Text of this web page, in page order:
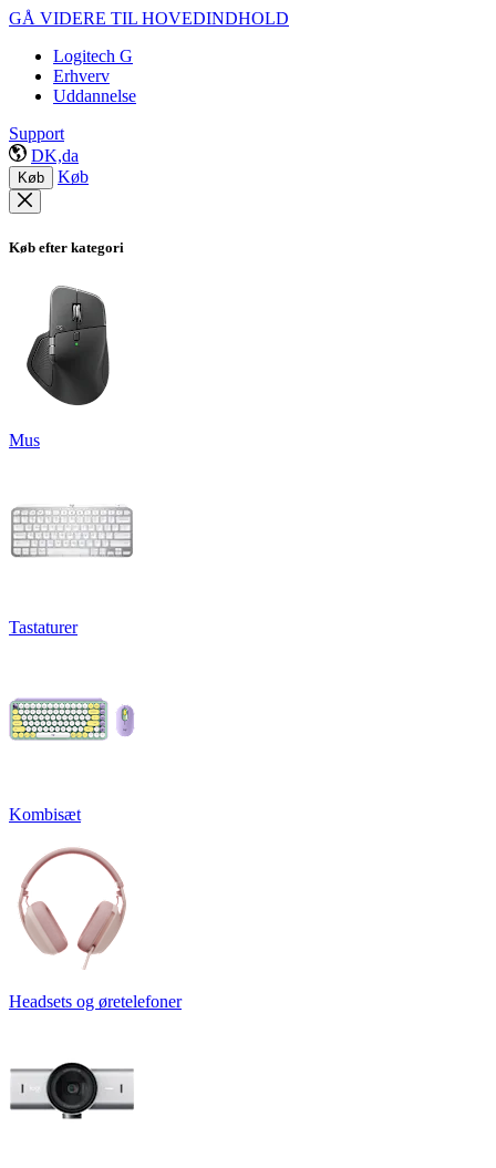
GÅ VIDERE TIL HOVEDINDHOLD
Logitech G
Erhverv
Uddannelse
Support
DK,da
Køb Køb
Køb efter kategori
Mus
Tastaturer
Kombisæt
Headsets og øretelefoner